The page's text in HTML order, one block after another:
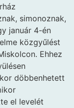
simonoznak,
január 4-én
közgyűlést
Ehhez
döbbenhetett
el levelét